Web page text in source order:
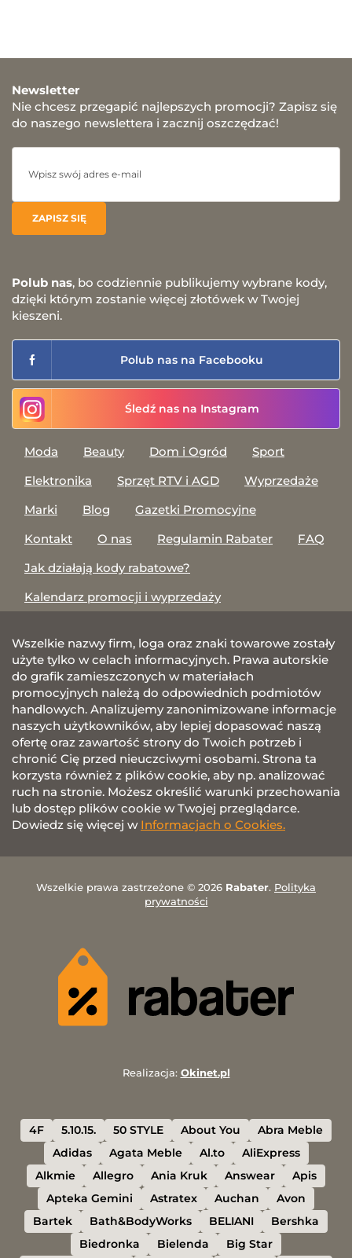
Newsletter
Nie chcesz przegapić najlepszych promocji? Zapisz się
do naszego newslettera i zacznij oszczędzać!
Polub nas, bo codziennie publikujemy wybrane kody,
dzięki którym zostanie więcej złotówek w Twojej
kieszeni.
Polub nas na Facebooku
Śledź nas na Instagram
Moda Beauty Dom i Ogród
Sport
Elektronika
Sprzęt RTV i AGD
Wyprzedaże
Marki
Blog
Gazetki Promocyjne
Kontakt
O nas Regulamin Rabater
FAQ
Jak działają kody rabatowe?
Kalendarz promocji i wyprzedaży
Wszelkie nazwy firm, loga oraz znaki towarowe zostały
użyte tylko w celach informacyjnych. Prawa autorskie
do grafik zamieszczonych w materiałach
promocyjnych należą do odpowiednich podmiotów
handlowych. Analizujemy zanonimizowane informacje
naszych użytkowników, aby lepiej dopasować naszą
ofertę oraz zawartość strony do Twoich potrzeb i
chronić Cię przed nieuczciwymi osobami. Strona ta
korzysta również z plików cookie, aby np. analizować
ruch na stronie. Możesz określić warunki przechowania
lub dostęp plików cookie w Twojej przeglądarce.
Dowiedz się więcej w Informacjach o Cookies.
Wszelkie prawa zastrzeżone © 2026 Rabater. Polityka
prywatności
Realizacja: Okinet.pl
4F 5.10.15. 50 STYLE About You
Abra Meble
Adidas
Agata Meble Al.to
AliExpress
Alkmie
Allegro Ania Kruk Answear
Apis
Apteka Gemini
Astratex Auchan
Avon
Bartek
Bath&BodyWorks BELIANI
Bershka
Biedronka
Bielenda Big Star